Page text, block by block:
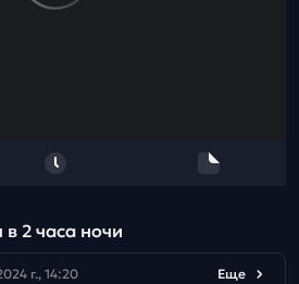
2 часа ночи
г., 14:20 Еще